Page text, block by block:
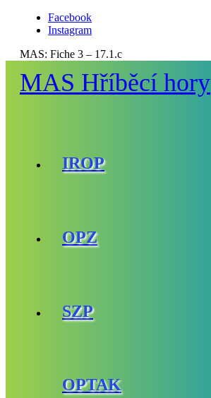
Facebook
Instagram
MAS: Fiche 3 – 17.1.c
MAS Hříběcí hory
IROP
OPZ
SZP
OPTAK